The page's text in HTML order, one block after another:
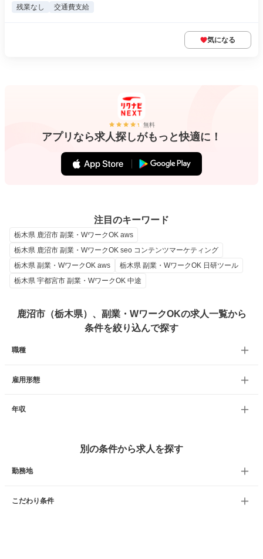
残業なし 交通費支給
気になる
無料
アプリなら求人探しがもっと快適に！
注目のキーワード
栃木県 鹿沼市 副業・WワークOK aws
栃木県 鹿沼市 副業・WワークOK seo コンテンツマーケティング
栃木県 副業・WワークOK aws
栃木県 副業・WワークOK 日研ツール
栃木県 宇都宮市 副業・WワークOK 中途
鹿沼市（栃木県）、副業・WワークOKの求人一覧から
条件を絞り込んで探す
職種
雇用形態
年収
別の条件から求人を探す
勤務地
こだわり条件